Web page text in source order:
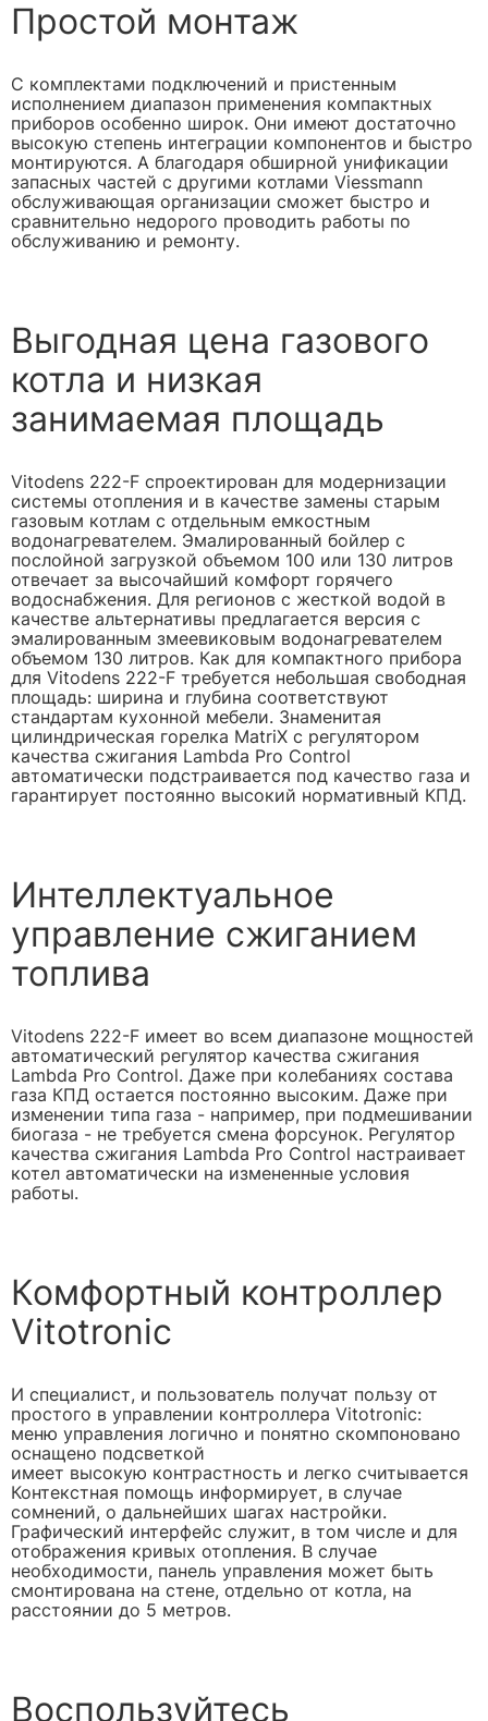
Простой монтаж
С комплектами подключений и пристенным
исполнением диапазон применения компактных
приборов особенно широк. Они имеют достаточно
высокую степень интеграции компонентов и быстро
монтируются. А благодаря обширной унификации
запасных частей с другими котлами Viessmann
обслуживающая организации сможет быстро и
сравнительно недорого проводить работы по
обслуживанию и ремонту.
Выгодная цена газового
котла и низкая
занимаемая площадь
Vitodens 222-F спроектирован для модернизации
системы отопления и в качестве замены старым
газовым котлам с отдельным емкостным
водонагревателем. Эмалированный бойлер с
послойной загрузкой объемом 100 или 130 литров
отвечает за высочайший комфорт горячего
водоснабжения. Для регионов с жесткой водой в
качестве альтернативы предлагается версия с
эмалированным змеевиковым водонагревателем
объемом 130 литров. Как для компактного прибора
для Vitodens 222-F требуется небольшая свободная
площадь: ширина и глубина соответствуют
стандартам кухонной мебели. Знаменитая
цилиндрическая горелка MatriX с регулятором
качества сжигания Lambda Pro Control
автоматически подстраивается под качество газа и
гарантирует постоянно высокий нормативный КПД.
Интеллектуальное
управление сжиганием
топлива
Vitodens 222-F имеет во всем диапазоне мощностей
автоматический регулятор качества сжигания
Lambda Pro Control. Даже при колебаниях состава
газа КПД остается постоянно высоким. Даже при
изменении типа газа - например, при подмешивании
биогаза - не требуется смена форсунок. Регулятор
качества сжигания Lambda Pro Control настраивает
котел автоматически на измененные условия
работы.
Комфортный контроллер
Vitotronic
И специалист, и пользователь получат пользу от
простого в управлении контроллера Vitotronic:
меню управления логично и понятно скомпоновано
оснащено подсветкой
имеет высокую контрастность и легко считывается
Контекстная помощь информирует, в случае
сомнений, о дальнейших шагах настройки.
Графический интерфейс служит, в том числе и для
отображения кривых отопления. В случае
необходимости, панель управления может быть
смонтирована на стене, отдельно от котла, на
расстоянии до 5 метров.
Воспользуйтесь